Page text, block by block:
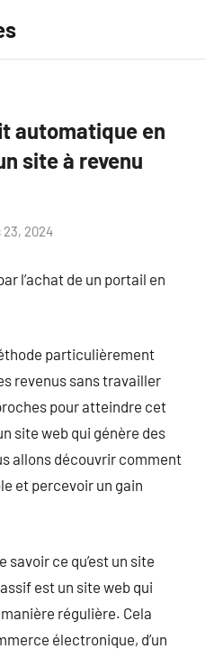
automatique en
site à revenu
23, 2024
l’achat de un portail en
particulièrement
revenus sans travailler
pour atteindre cet
site web qui génère des
allons découvrir comment
et percevoir un gain
savoir ce qu’est un site
est un site web qui
régulière. Cela
électronique, d’un